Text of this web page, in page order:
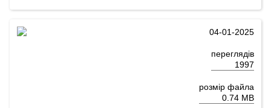
04-01-2025
переглядів
1997
розмір файла
0.74 MB